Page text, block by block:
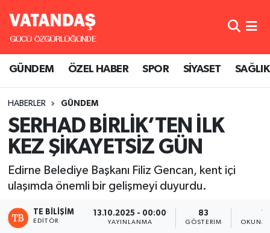
GÜNDEM ÖZEL HABER SPOR SİYASET SAĞLIK
HABERLER GÜNDEM
SERHAD BİRLİK’TEN İLK
KEZ ŞİKAYETSİZ GÜN
Edirne Belediye Başkanı Filiz Gencan, kent içi
ulaşımda önemli bir gelişmeyi duyurdu.
TE BILIŞIM
EDITÖR
13.10.2025 - 00:00
YAYINLANMA
83
GÖSTERIM
GÜNDEM
SPOR
SİYASET
SAĞLIK
Hava Durumu
Süper Lig Puan Durumu ve Fikstür
Tüm Manşetler
Son Dakika Haberleri